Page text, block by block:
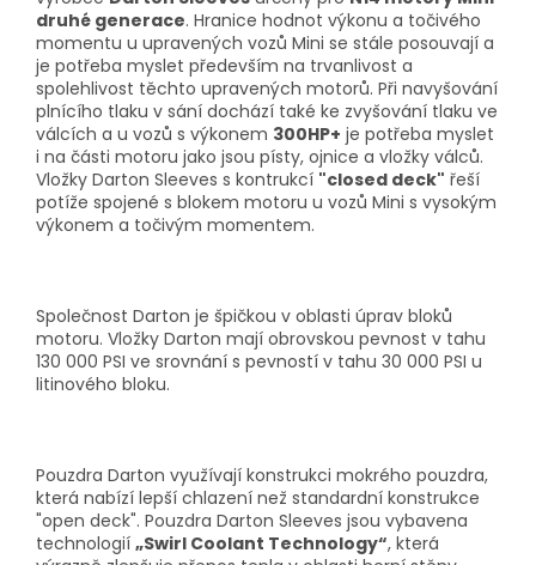
druhé generace. Hranice hodnot výkonu a točivého
momentu u upravených vozů Mini se stále posouvají a
je potřeba myslet především na trvanlivost a
spolehlivost těchto upravených motorů. Při navyšování
plnícího tlaku v sání dochází také ke zvyšování tlaku ve
válcích a u vozů s výkonem 300HP+ je potřeba myslet
i na části motoru jako jsou písty, ojnice a vložky válců.
Vložky Darton Sleeves s kontrukcí "closed deck" řeší
potíže spojené s blokem motoru u vozů Mini s vysokým
výkonem a točivým momentem.
Společnost Darton je špičkou v oblasti úprav bloků
motoru. Vložky Darton mají obrovskou pevnost v tahu
130 000 PSI ve srovnání s pevností v tahu 30 000 PSI u
litinového bloku.
Pouzdra Darton využívají konstrukci mokrého pouzdra,
která nabízí lepší chlazení než standardní konstrukce
"open deck". Pouzdra Darton Sleeves jsou vybavena
technologií „Swirl Coolant Technology“, která